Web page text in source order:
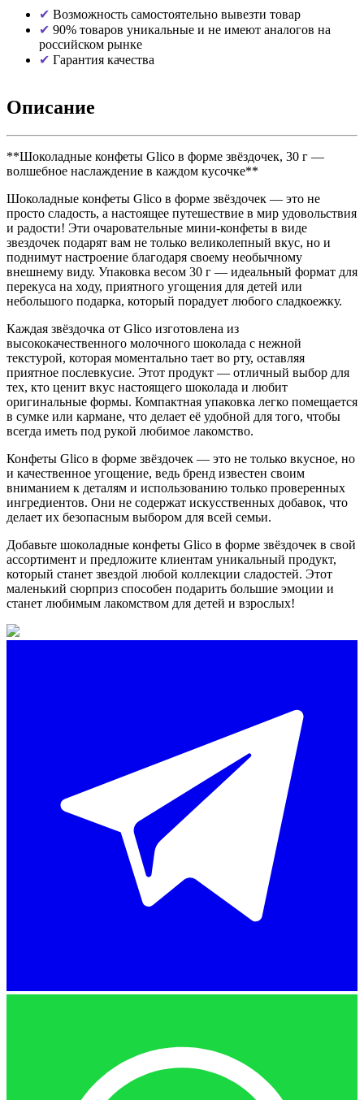
Возможность самостоятельно вывезти товар
90% товаров уникальные и не имеют аналогов на
российском рынке
Гарантия качества
Описание
**Шоколадные конфеты Glico в форме звёздочек, 30 г —
волшебное наслаждение в каждом кусочке**
Шоколадные конфеты Glico в форме звёздочек — это не
просто сладость, а настоящее путешествие в мир удовольствия
и радости! Эти очаровательные мини-конфеты в виде
звездочек подарят вам не только великолепный вкус, но и
поднимут настроение благодаря своему необычному
внешнему виду. Упаковка весом 30 г — идеальный формат для
перекуса на ходу, приятного угощения для детей или
небольшого подарка, который порадует любого сладкоежку.
Каждая звёздочка от Glico изготовлена из
высококачественного молочного шоколада с нежной
текстурой, которая моментально тает во рту, оставляя
приятное послевкусие. Этот продукт — отличный выбор для
тех, кто ценит вкус настоящего шоколада и любит
оригинальные формы. Компактная упаковка легко помещается
в сумке или кармане, что делает её удобной для того, чтобы
всегда иметь под рукой любимое лакомство.
Конфеты Glico в форме звёздочек — это не только вкусное, но
и качественное угощение, ведь бренд известен своим
вниманием к деталям и использованию только проверенных
ингредиентов. Они не содержат искусственных добавок, что
делает их безопасным выбором для всей семьи.
Добавьте шоколадные конфеты Glico в форме звёздочек в свой
ассортимент и предложите клиентам уникальный продукт,
который станет звездой любой коллекции сладостей. Этот
маленький сюрприз способен подарить большие эмоции и
станет любимым лакомством для детей и взрослых!